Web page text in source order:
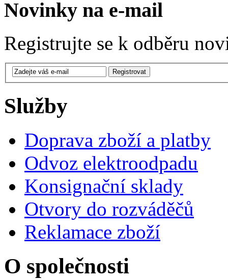
Novinky na e-mail
Registrujte se k odběru
Služby
Doprava zboží a platby
Odvoz elektroodpadu
Konsignační sklady
Otvory do rozváděčů
Reklamace zboží
O společnosti